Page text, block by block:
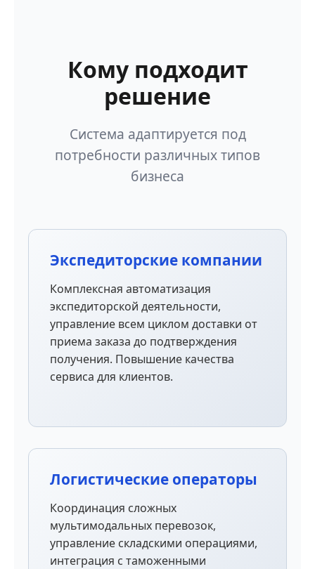
Кому подходит
решение
Система адаптируется под
потребности различных типов
бизнеса
Экспедиторские компании
Комплексная автоматизация
экспедиторской деятельности,
управление всем циклом доставки от
приема заказа до подтверждения
получения. Повышение качества
сервиса для клиентов.
Логистические операторы
Координация сложных
мультимодальных перевозок,
управление складскими операциями,
интеграция с таможенными